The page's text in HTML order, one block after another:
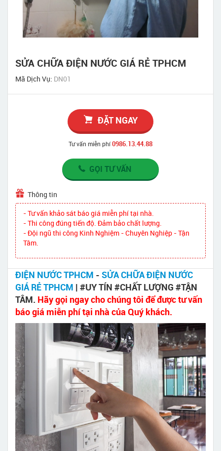
SỬA CHỮA ĐIỆN NƯỚC GIÁ RẺ TPHCM
Mã Dịch Vụ: DN01
ĐẶT NGAY
Tư vấn miễn phí0986.13.44.88
GỌI TƯ VẤN
Thông tin
- Tư vấn khảo sát báo giá miễn phí tại nhà.
- Thi công đúng tiến độ. Đảm bảo chất lượng.
- Đội ngũ thi công Kinh Nghiệm - Chuyên Nghiệp - Tận
Tâm.
ĐIỆN NƯỚC TPHCM - SỬA CHỮA ĐIỆN NƯỚC
GIÁ RẺ TPHCM | #UY TÍN #CHẤT LƯỢNG #TẬN
TÂM. Hãy gọi ngay cho chúng tôi để được tư vấn
báo giá miễn phí tại nhà của Quý khách.